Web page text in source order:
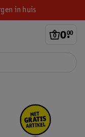
in huis
0.
00